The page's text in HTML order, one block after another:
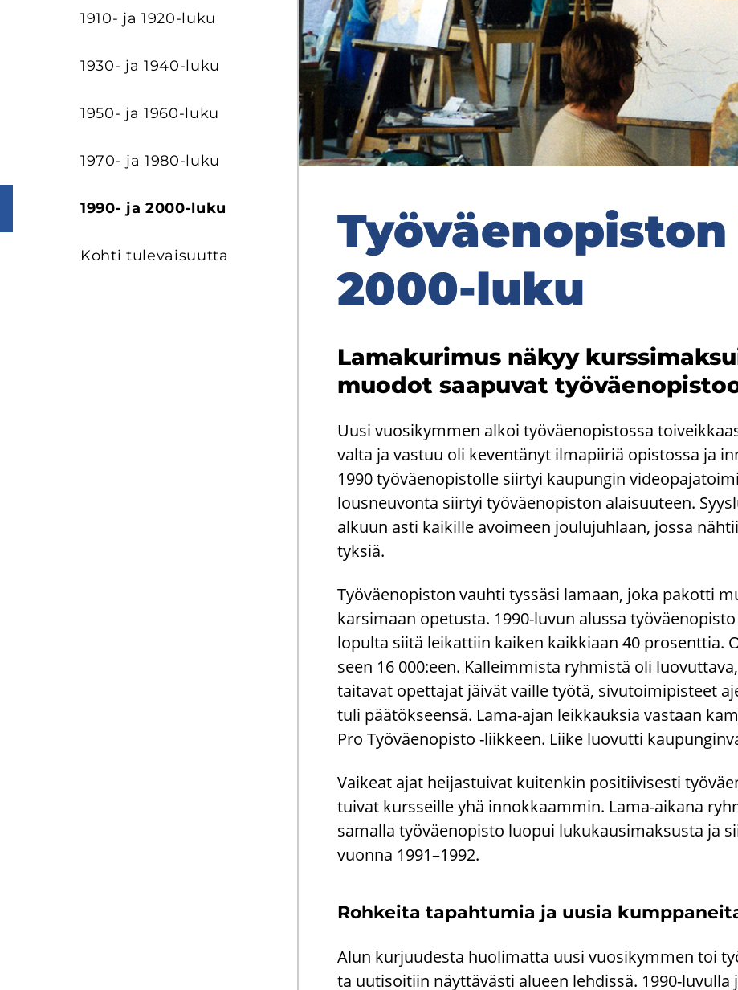
1910- ja 1920-luku
1930- ja 1940-luku
1950- ja 1960-luku
1970- ja 1980-luku
1990- ja 2000-luku
Kohti tu­le­vai­suut­ta
Työ­väen­opis­ton
2000-luku
La­ma­ku­ri­mus näkyy
muo­dot saa­pu­vat
Uusi vuo­si­kym­men alkoi työ­väen­opis­tos­sa
valta ja vas­tuu oli ke­ven­tä­nyt il­ma­pii­riä opis­tos­sa ja
1990 työ­väen­opis­tol­le siir­tyi kau­pun­gin
lous­neu­von­ta siir­tyi työ­väen­opis­ton alai­suu­teen.
al­kuun asti kai­kil­le avoi­meen jou­lu­juh­laan, jossa
tyk­siä.
Työ­väen­opis­ton vauh­ti tys­sä­si la­maan, joka pa­kot­ti
kar­si­maan ope­tus­ta. 1990-​luvun alus­sa
lo­pul­ta siitä lei­kat­tiin kai­ken kaik­ki­aan 40 pro­sent­tia.
seen 16 000:een. Kal­leim­mis­ta ryh­mis­tä oli
tai­ta­vat opet­ta­jat jäi­vät vail­le työtä, si­vu­toi­mi­pis­teet
tuli pää­tök­seen­sä. Lama-​ajan leik­kauk­sia vas­taan
Pro Työ­väen­opis­to -​liikkeen. Liike luo­vut­ti
Vai­keat ajat hei­jas­tui­vat kui­ten­kin po­si­tii­vi­ses­ti
tui­vat kurs­seil­le yhä in­nok­kaam­min. Lama-​aikana
sa­mal­la työ­väen­opis­to luo­pui lu­ku­kausi­mak­sus­ta ja
vuon­na 1991–1992.
Roh­kei­ta ta­pah­tu­mia ja uusia
Alun kur­juu­des­ta huo­li­mat­ta uusi vuo­si­kym­men toi
ta uu­ti­soi­tiin näyt­tä­väs­ti alu­een leh­dis­sä. 1990-​